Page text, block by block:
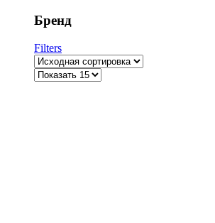
Бренд
Filters